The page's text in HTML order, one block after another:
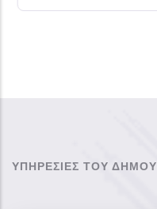
ΥΠΗΡΕΣΙΕΣ ΤΟΥ ΔΗΜΟΥ